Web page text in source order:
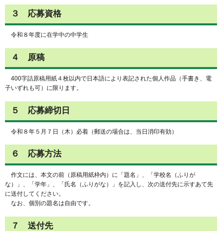
３ 応募資格
令和８年度に在学中の中学生
４ 原稿
400字詰原稿用紙４枚以内で日本語により表記された個人作品（手書き、電
子いずれも可）に限ります。
５ 応募締切日
令和８年５月７日（木）必着（郵送の場合は、当日消印有効）
６ 応募方法
作文には、本文の前（原稿用紙枠内）に「題名」、「学校名（ふりが
な）」、「学年」、「氏名（ふりがな）」を記入し、次の送付先に示すあて先
に送付してください。
なお、個別の題名は自由です。
７ 送付先